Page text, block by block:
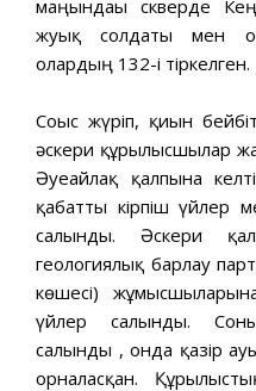
маңындағы скверде
жуық солдаты мен
олардың 132-і тіркелген.
Соғыс жүріп, қиын
әскери құрылысшылар
Әуеайлақ қалпына
қабатты кірпіш үйлер
салынды. Әскери
геологиялық барлау
көшесі) жұмысшыларына
үйлер салынды.
салынды , онда қазір
орналасқан.